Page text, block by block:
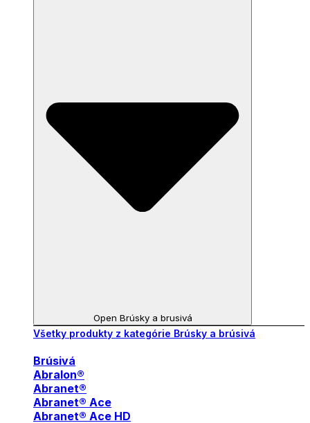
Open Brúsky a brusivá
Všetky produkty z kategórie Brúsky a brúsivá
Brúsivá
Abralon®
Abranet®
Abranet® Ace
Abranet® Ace HD